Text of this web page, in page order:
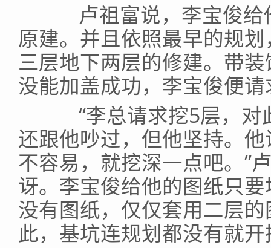
卢祖富说，李宝俊给
原建。并且依照最早的规
三层地下两层的修建。带
没能加盖成功，李宝俊便
“李总请求挖5层，对
还跟他吵过，但他坚持。
不容易，就挖深一点吧。”
讶。李宝俊给他的图纸只
没有图纸，仅仅套用二层
此，基坑连规划都没有就